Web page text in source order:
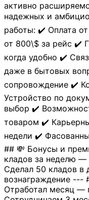
активно
надежных и
работы: ✔️ Оплата
от 800\$ за рейс ✔️
когда удобно ✔️
даже в бытовых
сопровождение ✔️
Устройство по
выбор ✔️
товаром ✔️
недели ✔️
## 💸 Бонусы и
кладов за неделю
Сделал 50 кладов
вознаграждение ---
Отработал месяц —